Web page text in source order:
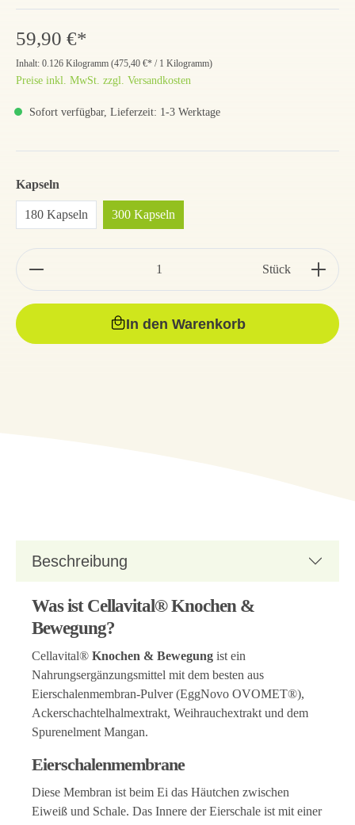
59,90 €*
Inhalt: 0.126 Kilogramm (475,40 €* / 1 Kilogramm)
Preise inkl. MwSt. zzgl. Versandkosten
Sofort verfügbar, Lieferzeit: 1-3 Werktage
Kapseln
180 Kapseln 300 Kapseln
Stück
In den Warenkorb
Beschreibung
Was ist Cellavital® Knochen &
Bewegung?
Cellavital® Knochen & Bewegung ist ein
Nahrungsergänzungsmittel mit dem besten aus
Eierschalenmembran-Pulver (EggNovo OVOMET®),
Ackerschachtelhalmextrakt, Weihrauchextrakt und dem
Spurenelment Mangan.
Eierschalenmembrane
Diese Membran ist beim Ei das Häutchen zwischen
Eiweiß und Schale. Das Innere der Eierschale ist mit einer